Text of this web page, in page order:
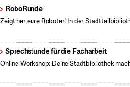
RoboRunde
Zeigt her eure Roboter! In der
Sprechstunde für die Facharbeit
Online-Workshop: Deine Stadtbibliothek